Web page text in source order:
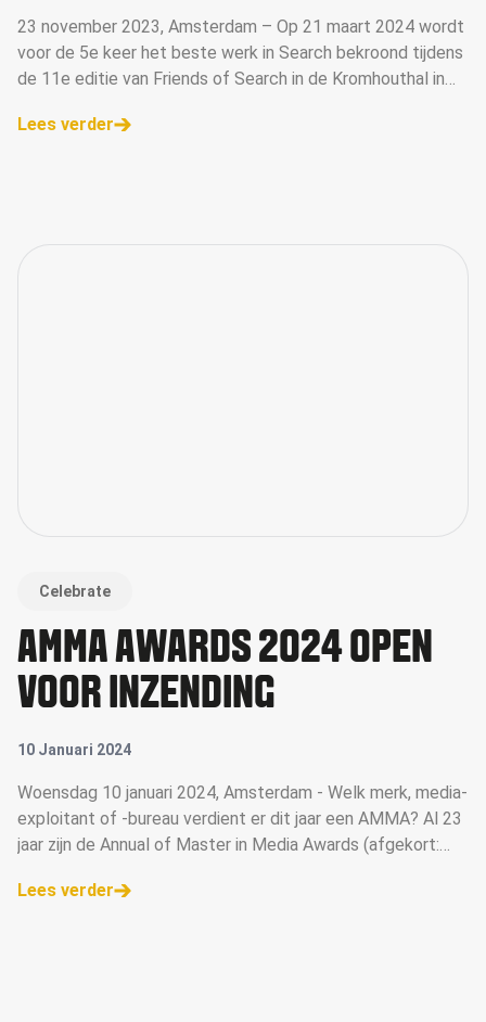
23 november 2023, Amsterdam – Op 21 maart 2024 wordt
voor de 5e keer het beste werk in Search bekroond tijdens
de 11e editie van Friends of Search in de Kromhouthal in
vandaag geopend
Lees verder
Celebrate
AMMA AWARDS 2024 OPEN
VOOR INZENDING
10 Januari 2024
Woensdag 10 januari 2024, Amsterdam - Welk merk, media-
exploitant of -bureau verdient er dit jaar een AMMA? Al 23
jaar zijn de Annual of Master in Media Awards (afgekort:
opvallendste concepten en grootste talenten. Deze week
Lees verder